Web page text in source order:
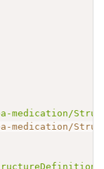
medication/
medication/